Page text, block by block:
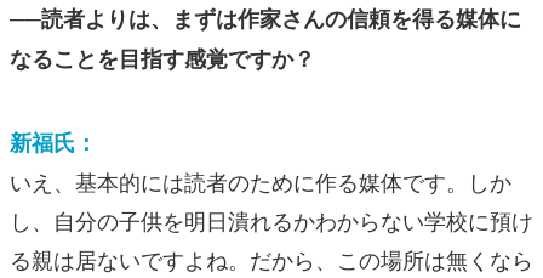
──読者よりは、まずは作家さんの信頼を得る媒体に
なることを目指す感覚ですか？
新福氏：
いえ、基本的には読者のために作る媒体です。しか
し、自分の子供を明日潰れるかわからない学校に預け
る親は居ないですよね。だから、この場所は無くなら